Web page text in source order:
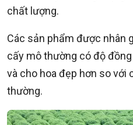
chất lượng.
Các sản phẩm được nhân
cấy mô thường có độ
và cho hoa đẹp hơn so với
thường.